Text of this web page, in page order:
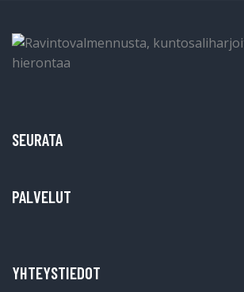
SEURATA
PALVELUT
YHTEYSTIEDOT